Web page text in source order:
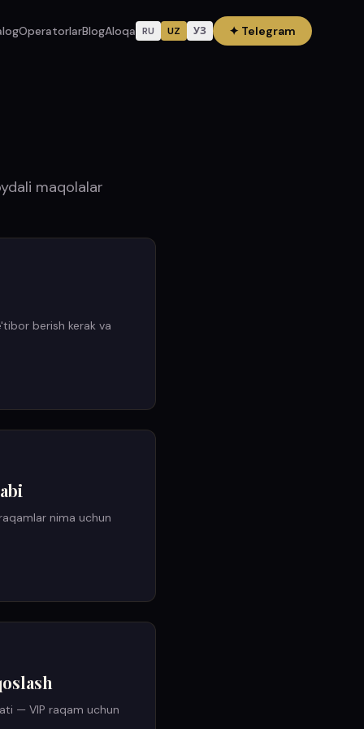
OperatorlarBlogAloqa RU UZ УЗ ✦ Telegram
maqolalar
berish kerak va
nima uchun
— VIP raqam uchun